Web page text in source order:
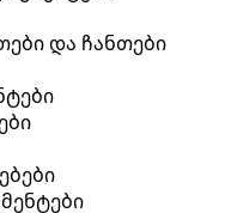
და ჩანთები